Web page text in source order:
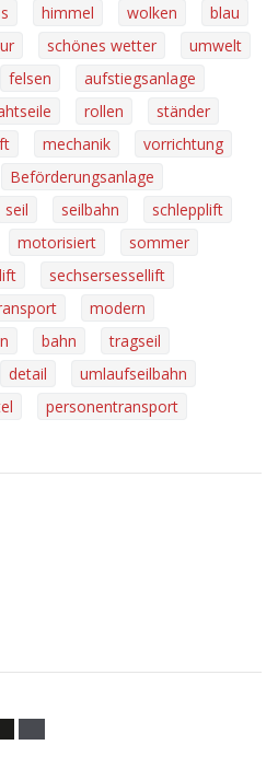
himmel wolken
blau
schönes wetter
umwelt
felsen
aufstiegsanlage
rollen
ständer
mechanik
vorrichtung
Beförderungsanlage
seil seilbahn
schlepplift
motorisiert
sommer
sechsersessellift
modern
bahn
tragseil
detail
umlaufseilbahn
personentransport